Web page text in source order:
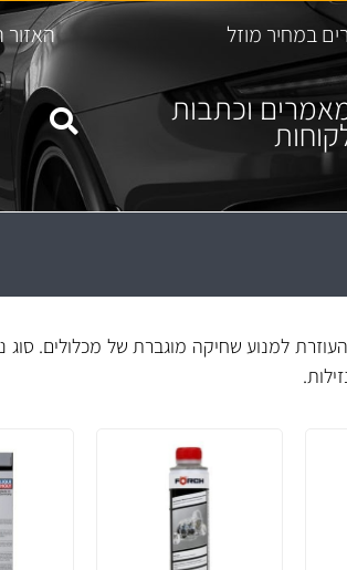
במחיר מוזל האזור
וכתבות
למנוע שחיקה מוגברת של מכלולים. סוג